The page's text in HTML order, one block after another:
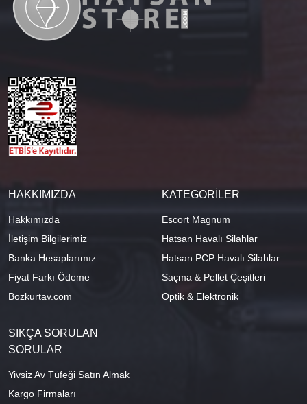
HAKKIMIZDA
Hakkımızda
İletişim Bilgilerimiz
Banka Hesaplarımız
Fiyat Farkı Ödeme
Bozkurtav.com
KATEGORİLER
Escort Magnum
Hatsan Havalı Silahlar
Hatsan PCP Havalı Silahlar
Saçma & Pellet Çeşitleri
Optik & Elektronik
SIKÇA SORULAN
SORULAR
Yivsiz Av Tüfeği Satın Almak
Kargo Firmaları